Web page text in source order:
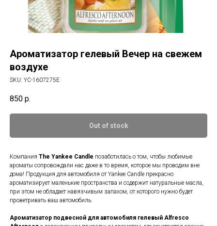
Ароматизатор гелевый Вечер на свежем
воздухе
SKU: YC-1607275E
850 р.
Out of stock
Компания The Yankee Candle позаботилась о том, чтобы любимые
ароматы сопровождали нас даже в то время, которое мы проводим вне
дома! Продукция для автомобиля от Yankee Candle прекрасно
ароматизирует маленькие пространства и содержит натуральные масла,
при этом не обладает навязчивым запахом, от которого нужно будет
проветривать ваш автомобиль.
Ароматизатор подвесной для автомобиля гелевый Alfresco